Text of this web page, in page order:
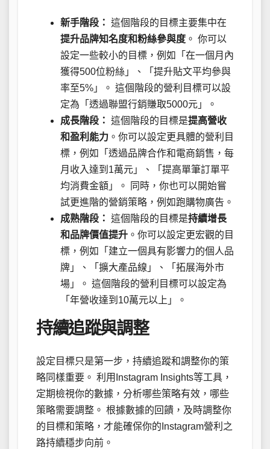
新手階段： 這個階段的目標主要集中在
提升品牌知名度和粉絲參與度 。 你可以
設定一些較小的目標，例如「在一個月內
獲得500位粉絲」、「提升貼文平均參與
率至5%」。 這個階段的營利目標可以設
定為「透過聯盟行銷賺取5000元」。
成長階段： 這個階段的目標是提高營收
和盈利能力 。你可以設定更具體的營利目
標，例如「透過品牌合作和電商銷售，每
月收入達到1萬元」、「提高單筆訂單平
均消費金額」。 同時，你也可以開始嘗
試更進階的營銷策略，例如跑購物廣告。
成熟階段： 這個階段的目標是持續增長
和品牌價值提升 。你可以設定更宏觀的目
標，例如「建立一個具有影響力的個人品
牌」、「擴大產品線」、「拓展海外市
場」。 這個階段的營利目標可以設定為
「年營收達到10萬元以上」。
持續追蹤與調整
設定目標只是第一步，持續追蹤和調整你的策
略同樣重要。 利用Instagram Insights等工具，
定期檢視你的數據，分析哪些策略有效，哪些
策略需要調整。 根據數據的回饋，及時調整你
的目標和策略，才能確保你的Instagram營利之
路持續穩步向前。